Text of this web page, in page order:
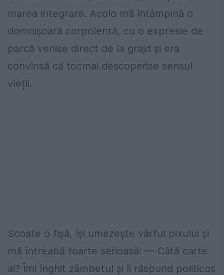
marea integrare. Acolo mă întâmpină o
domnișoară corpolentă, cu o expresie de
parcă venise direct de la grajd și era
convinsă că tocmai descoperise sensul
vieții.
Scoate o fișă, își umezește vârful pixului și
mă întreabă foarte serioasă: — Câtă carte
ai? Îmi înghit zâmbetul și îi răspund politicos